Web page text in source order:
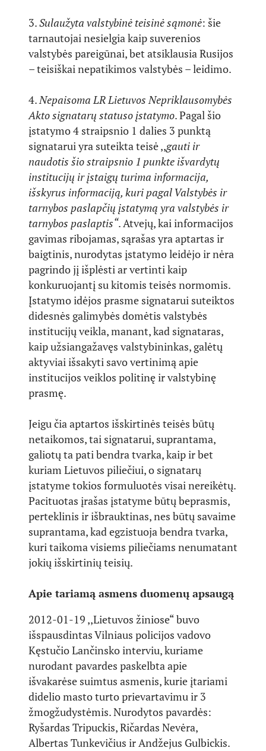
3.Sulaužyta valstybinė teisinė sąmonė: šie
tarnautojai nesielgia kaip suverenios
valstybės pareigūnai, bet atsiklausia Rusijos
– teisiškai nepatikimos valstybės – leidimo.
4.Nepaisoma LR Lietuvos Nepriklausomybės
Akto signatarų statuso įstatymo. Pagal šio
įstatymo 4 straipsnio 1 dalies 3 punktą
signatarui yra suteikta teisė ,,gauti ir
naudotis šio straipsnio 1 punkte išvardytų
institucijų ir įstaigų turima informacija,
išskyrus informaciją, kuri pagal Valstybės ir
tarnybos paslapčių įstatymą yra valstybės ir
tarnybos paslaptis“. Atvejų, kai informacijos
gavimas ribojamas, sąrašas yra aptartas ir
baigtinis, nurodytas įstatymo leidėjo ir nėra
pagrindo jį išplėsti ar vertinti kaip
konkuruojantį su kitomis teisės normomis.
Įstatymo idėjos prasme signatarui suteiktos
didesnės galimybės domėtis valstybės
institucijų veikla, manant, kad signataras,
kaip užsiangažavęs valstybininkas, galėtų
aktyviai išsakyti savo vertinimą apie
institucijos veiklos politinę ir valstybinę
prasmę.
Jeigu čia aptartos išskirtinės teisės būtų
netaikomos, tai signatarui, suprantama,
galiotų ta pati bendra tvarka, kaip ir bet
kuriam Lietuvos piliečiui, o signatarų
įstatyme tokios formuluotės visai nereikėtų.
Pacituotas įrašas įstatyme būtų beprasmis,
perteklinis ir išbrauktinas, nes būtų savaime
suprantama, kad egzistuoja bendra tvarka,
kuri taikoma visiems piliečiams nenumatant
jokių išskirtinių teisių.
Apie tariamą asmens duomenų apsaugą
2012-01-19 ,,Lietuvos žiniose“ buvo
išspausdintas Vilniaus policijos vadovo
Kęstučio Lančinsko interviu, kuriame
nurodant pavardes paskelbta apie
išvakarėse suimtus asmenis, kurie įtariami
didelio masto turto prievartavimu ir 3
žmogžudystėmis. Nurodytos pavardės:
Ryšardas Tripuckis, Ričardas Nevėra,
Albertas Tunkevičius ir Andžejus Gulbickis.